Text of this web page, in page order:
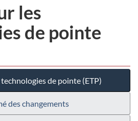
les
de pointe
de pointe (ETP)
des changements